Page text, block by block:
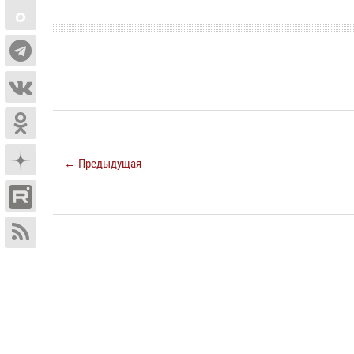
← Предыдущая